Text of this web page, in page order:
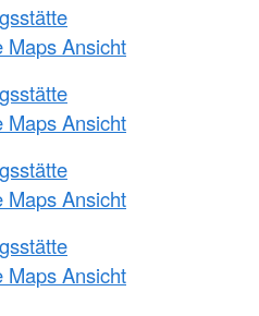
Maps Ansicht
Maps Ansicht
Maps Ansicht
Maps Ansicht